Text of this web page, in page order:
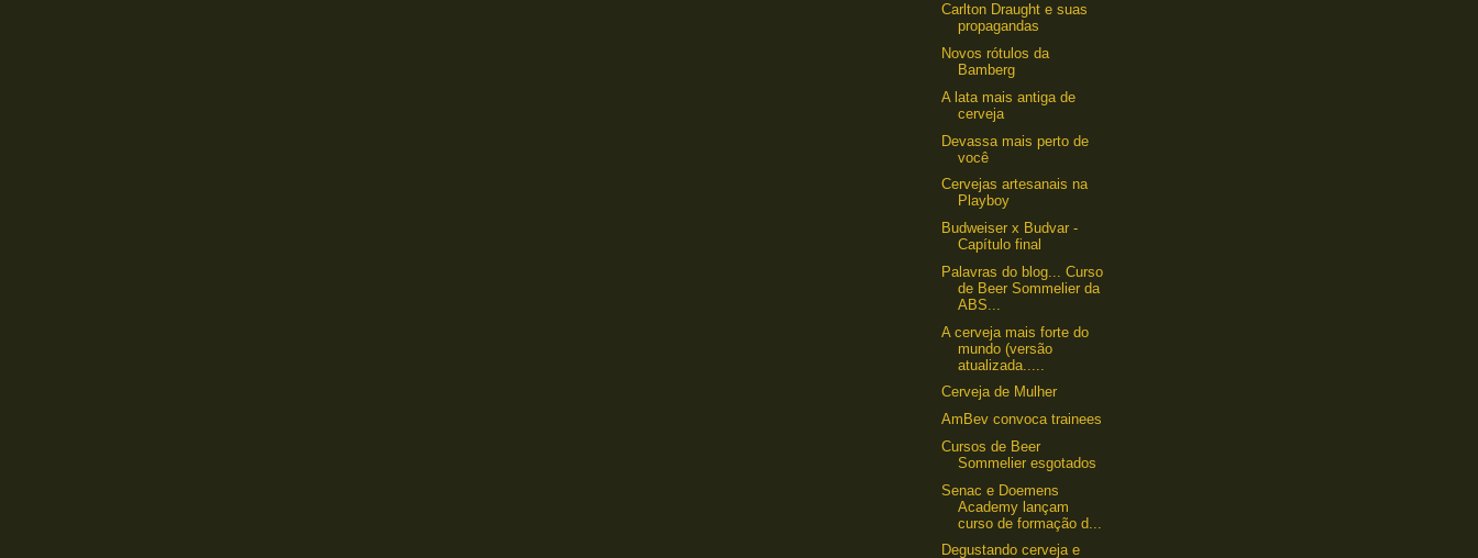
Carlton Draught e suas
propagandas
Novos rótulos da
Bamberg
A lata mais antiga de
cerveja
Devassa mais perto de
você
Cervejas artesanais na
Playboy
Budweiser x Budvar -
Capítulo final
Palavras do blog... Curso
de Beer Sommelier da
ABS...
A cerveja mais forte do
mundo (versão
atualizada.....
Cerveja de Mulher
AmBev convoca trainees
Cursos de Beer
Sommelier esgotados
Senac e Doemens
Academy lançam
curso de formação d...
Degustando cerveja e